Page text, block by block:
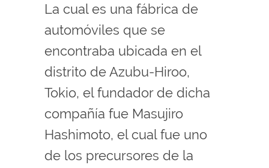
La cual es una fábrica de
automóviles que se
encontraba ubicada en el
distrito de Azubu-Hiroo,
Tokio, el fundador de dicha
compañía fue Masujiro
Hashimoto, el cual fue uno
de los precursores de la